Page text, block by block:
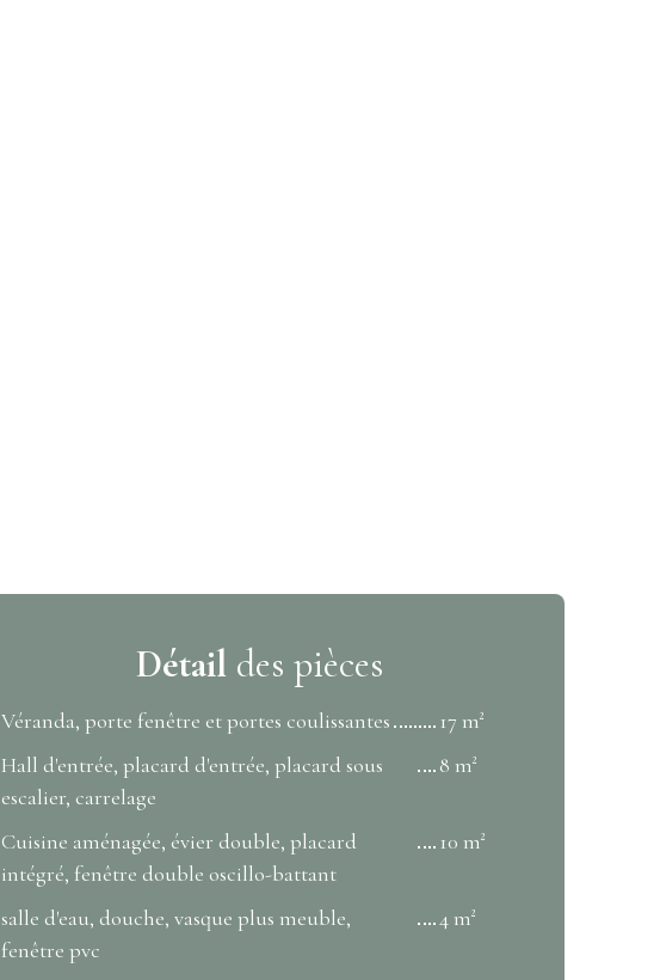
Détaildes pièces
Véranda, porte fenêtre et portes coulissantes
17 m²
Hall d'entrée, placard d'entrée, placard sous
escalier, carrelage
8 m²
Cuisine aménagée, évier double, placard
intégré, fenêtre double oscillo-battant
10 m²
salle d'eau, douche, vasque plus meuble,
fenêtre pvc
4 m²